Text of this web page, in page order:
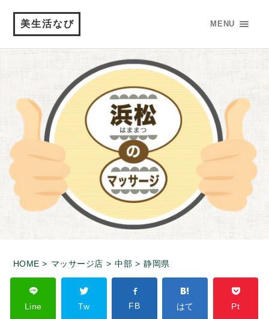
美生活なび MENU
HOME > マッサージ店 > 中部 > 静岡県
Line Tw FB はて Pt